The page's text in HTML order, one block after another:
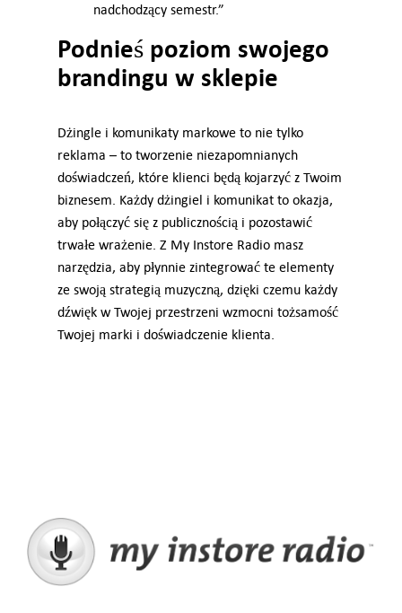
nadchodzący semestr.”
Podnieś poziom swojego
brandingu w sklepie
Dżingle i komunikaty markowe to nie tylko
reklama – to tworzenie niezapomnianych
doświadczeń, które klienci będą kojarzyć z Twoim
biznesem. Każdy dżingiel i komunikat to okazja,
aby połączyć się z publicznością i pozostawić
trwałe wrażenie. Z My Instore Radio masz
narzędzia, aby płynnie zintegrować te elementy
ze swoją strategią muzyczną, dzięki czemu każdy
dźwięk w Twojej przestrzeni wzmocni tożsamość
Twojej marki i doświadczenie klienta.